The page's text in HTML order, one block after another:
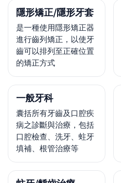
隱形矯正/隱形牙套
是一種使用隱形矯正器
進行齒列矯正，以使牙
齒可以排列至正確位置
的矯正方式
一般牙科
囊括所有牙齒及口腔疾
病之診斷與治療，包括
口腔檢查、洗牙、蛀牙
填補、根管治療等